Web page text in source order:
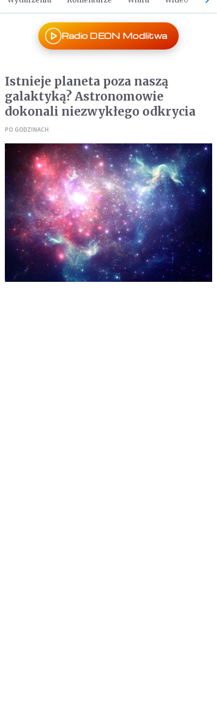
Radio DEON Modlitwa
Istnieje planeta poza naszą
galaktyką? Astronomowie
dokonali niezwykłego odkrycia
PO GODZINACH